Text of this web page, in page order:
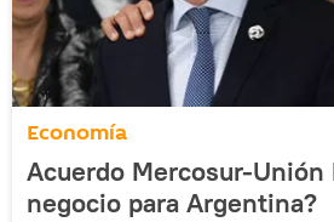
Economía
Acuerdo Mercosur-Unión
negocio para Argentina?